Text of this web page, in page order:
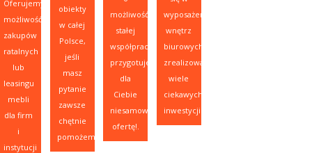
Oferujemy
możliwość
zakupów
ratalnych
lub
leasingu
mebli
dla firm
i
instytucji
obiekty
w całej
Polsce,
jeśli
masz
pytanie
zawsze
chętnie
pomożemy.
możliwość
stałej
współpracy,
przygotujemy
dla
Ciebie
niesamowitą
ofertę!.
wyposażeniu
wnętrz
biurowych,
zrealizowaliśmy
wiele
ciekawych
inwestycji.